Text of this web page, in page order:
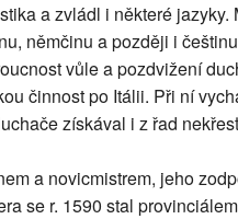
a zvládl i některé
němčinu a později i
vůle a pozdvižení
činnost po Itálii. Při ní
získával i z řad
a novicmistrem, jeho
se r. 1590 stal